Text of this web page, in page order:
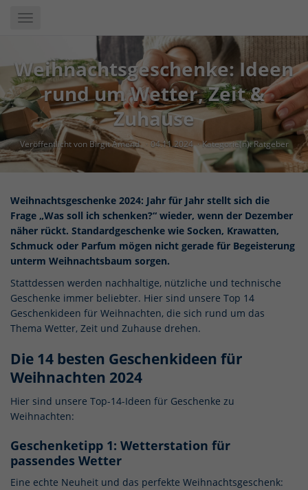
Toggle
Weihnachtsgeschenke: Ideen
rund um Wetter, Zeit &
Zuhause
Veröffentlicht von Birgit Amend 04.11.2024 Kategorie(n):Ratgeber
Weihnachtsgeschenke 2024: Jahr für Jahr stellt sich die
Frage „Was soll ich schenken?“ wieder, wenn der Dezember
näher rückt. Standardgeschenke wie Socken, Krawatten,
Schmuck oder Parfum mögen nicht gerade für Begeisterung
unterm Weihnachtsbaum sorgen.
Stattdessen werden nachhaltige, nützliche und technische
Geschenke immer beliebter. Hier sind unsere Top 14
Geschenkideen für Weihnachten, die sich rund um das
Thema Wetter, Zeit und Zuhause drehen.
Die 14 besten Geschenkideen für
Weihnachten 2024
Hier sind unsere Top-14-Ideen für Geschenke zu
Weihnachten:
Geschenketipp 1: Wetterstation für
passendes Wetter
Eine echte Neuheit und das perfekte Weihnachtsgeschenk: